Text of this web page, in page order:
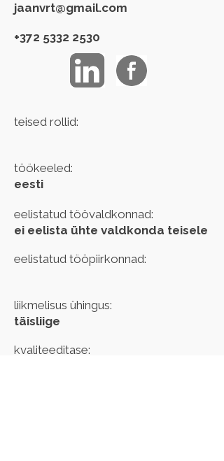
jaanvrt@gmail.com
+372 5332 2530
teised rollid:
töökeeled:
eesti
eelistatud töövaldkonnad:
ei eelista ühte valdkonda teisele
eelistatud tööpiirkonnad:
liikmelisus ühingus:
täisliige
kvaliteeditase: